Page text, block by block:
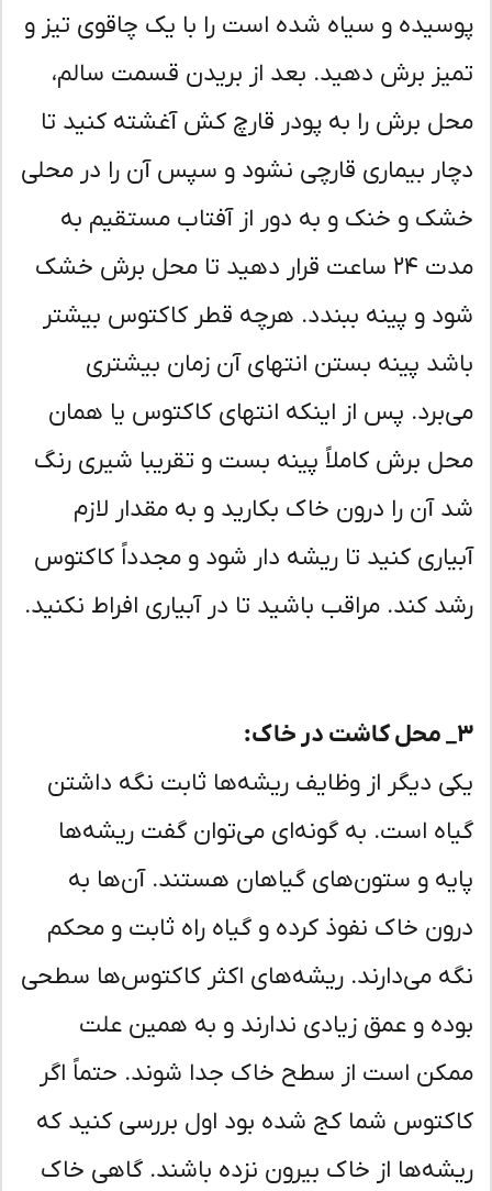
و سیاه شده است را با یک چاقوی تیز و
برش دهید. بعد از بریدن قسمت سالم،
برش را به پودر قارچ کش آغشته کنید تا
بیماری قارچی نشود و سپس آن را در محلی
و خنک و به دور از آفتاب مستقیم به
مدت ۲۴ ساعت قرار دهید تا محل برش خشک
و پینه ببندد. هرچه قطر کاکتوس بیشتر
پینه بستن انتهای آن زمان بیشتری
پس از اینکه انتهای کاکتوس یا همان
برش کاملاً پینه بست و تقریبا شیری رنگ
آن را درون خاک بکارید و به مقدار لازم
کنید تا ریشه دار شود و مجدداً کاکتوس
کند. مراقب باشید تا در آبیاری افراط نکنید.
دیگر از وظایف ریشه‌ها ثابت نگه داشتن
است. به گونه‌ای می‌توان گفت ریشه‌ها
و ستون‌های گیاهان هستند. آن‌ها به
خاک نفوذ کرده و گیاه راه ثابت و محکم
می‌دارند. ریشه‌های اکثر کاکتوس‌ها سطحی
و عمق زیادی ندارند و به همین علت
است از سطح خاک جدا شوند. حتماً اگر
شما کج شده بود اول بررسی کنید که
از خاک بیرون نزده باشند. گاهی خاک